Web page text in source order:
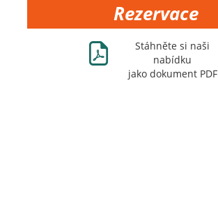
Rezervace
Ж
Stáhněte si naši
nabídku
jako dokument PDF